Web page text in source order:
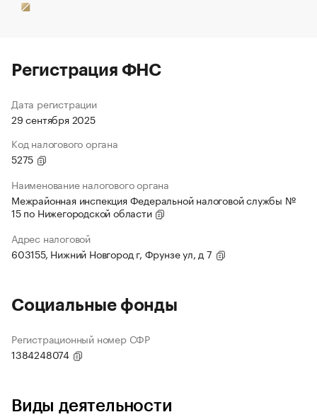
Регистрация ФНС
Дата регистрации
29 сентября 2025
Код налогового органа
5275
Наименование налогового органа
Межрайонная инспекция Федеральной налоговой службы №
15 по Нижегородской области
Адрес налоговой
603155, Нижний Новгород г, Фрунзе ул, д 7
Социальные фонды
Регистрационный номер СФР
1384248074
Виды деятельности